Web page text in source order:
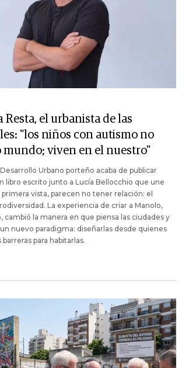
Resta, el urbanista de las
"los niños con autismo no
viven en el nuestro"
Urbano porteño acaba de publicar
libro escrito junto a Lucía Bellocchio que une
vista, parecen no tener relación: el
La experiencia de criar a Manolo,
cambió la manera en que piensa las ciudades y
nuevo paradigma: diseñarlas desde quienes
para habitarlas.